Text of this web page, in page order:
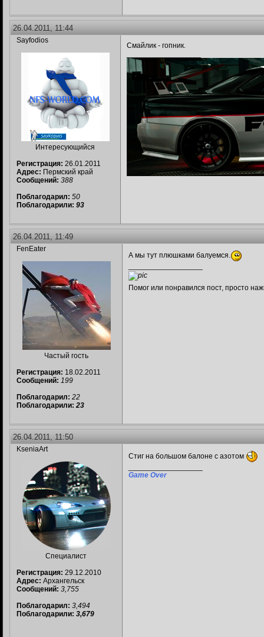
26.04.2011, 11:44
Sayfodios
Интересующийся
Регистрация: 26.01.2011
Адрес: Пермский край
Сообщений: 388
Поблагодарил: 50
Поблагодарили: 93
Смайлик - гопник.
26.04.2011, 11:49
FenEater
Частый гость
Регистрация: 18.02.2011
Сообщений: 199
Поблагодарил: 22
Поблагодарили: 23
А мы тут плюшками балуемся.
Помог или понравился пост, просто
26.04.2011, 11:50
KseniaArt
Специалист
Регистрация: 29.12.2010
Адрес: Архангельск
Сообщений: 3,755
Поблагодарил: 3,494
Поблагодарили: 3,679
Стиг на большом балоне с азотом
Game Over